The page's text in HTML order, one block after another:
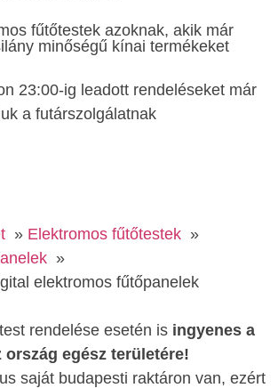
fűtőtestek azoknak, akik már
minőségű kínai termékeket
23:00-ig leadott rendeléseket már
a futárszolgálatnak
Elektromos fűtőtestek
elektromos fűtőpanelek
rendelése esetén is ingyenes a
ország egész területére!
saját budapesti raktáron van, ezért